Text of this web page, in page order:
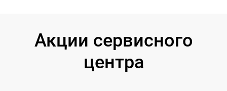
Акции сервисного
центра